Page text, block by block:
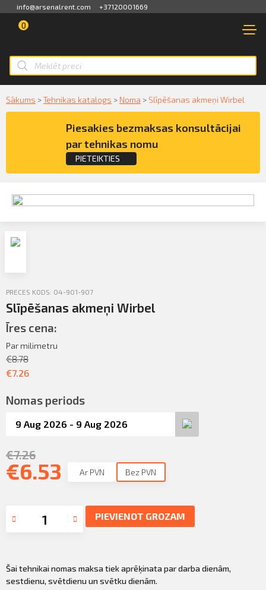
info@arsenalrent.com +37120001669
0
JAUNA TEHNIKA
MAZLIETOTA TEHNIKA
PAKALPOJUMI
FOR INVESTORS
Akti, atlikumi objektos
Maksājumu saraksts
Kredītlimita bilance
Pilnvaras
Sazināties
Iziet
eParaksts
eParaksts mobile
Sākums >Tehnikas katalogs > Noma > Slīpēšanas akmeņi Wirbel
Piesakies bezmaksas konsultācijai
par tehnikas nomu
PIETEIKTIES
akmeņi Wirbel nomu
PRECES KODS: 04-901-907
Slīpēšanas akmeņi Wirbel
Īres cena:
Par milimetru
€8.78
€7.26
Nomas periods
€7.26
€6.53 Ar PVN Bez PVN
PIEVIENOT GROZAM
Šai tehnikai nomas maksa tiek aprēķinata par darba dienām,
sestdienu, svētdienu un svētku dienām.